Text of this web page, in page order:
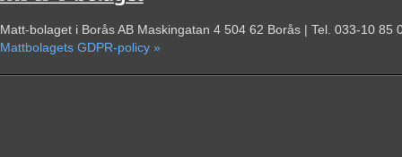
Matt-bolaget i Borås AB Maskingatan 4 504 62 Borås | Tel. 033-10
Mattbolagets GDPR-policy »